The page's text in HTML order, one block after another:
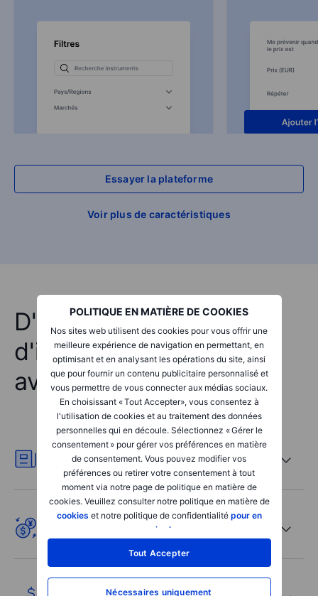
POLITIQUE EN MATIÈRE DE COOKIES
Nos sites web utilisent des cookies pour vous offrir une
meilleure expérience de navigation en permettant, en
optimisant et en analysant les opérations du site, ainsi
que pour fournir un contenu publicitaire personnalisé et
vous permettre de vous connecter aux médias sociaux.
En choisissant « Tout Accepter», vous consentez à
l'utilisation de cookies et au traitement des données
personnelles qui en découle. Sélectionnez « Gérer le
consentement » pour gérer vos préférences en matière
de consentement. Vous pouvez modifier vos
préférences ou retirer votre consentement à tout
moment via notre page de politique en matière de
cookies. Veuillez consulter notre politique en matière de
cookies et notre politique de confidentialité pour en
savoir plus
Tout Accepter
Nécessaires uniquement
Essayer la plateforme
Voir plus de caractéristiques
D'autres raisons
d'investir dans les ETF
avec Saxo
Des analyses quotidiennes de la
part d'analystes internes
Seulement 0,25 % de frais de
conversion de devises
Prêts de titres pour des revenus